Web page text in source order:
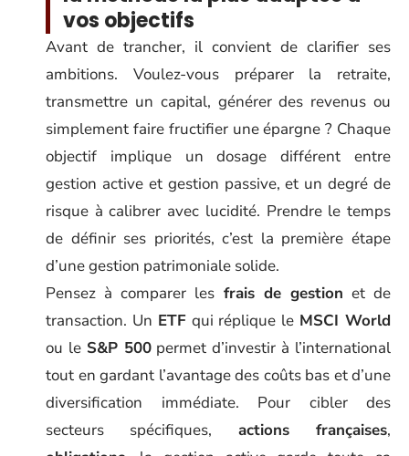
vos objectifs
Avant de trancher, il convient de clarifier ses
ambitions. Voulez-vous préparer la retraite,
transmettre un capital, générer des revenus ou
simplement faire fructifier une épargne ? Chaque
objectif implique un dosage différent entre
gestion active et gestion passive, et un degré de
risque à calibrer avec lucidité. Prendre le temps
de définir ses priorités, c’est la première étape
d’une gestion patrimoniale solide.
Pensez à comparer les frais de gestion et de
transaction. Un ETFqui réplique le MSCI World
ou le S&P 500permet d’investir à l’international
tout en gardant l’avantage des coûts bas et d’une
diversification immédiate. Pour cibler des
secteurs spécifiques, actions françaises,